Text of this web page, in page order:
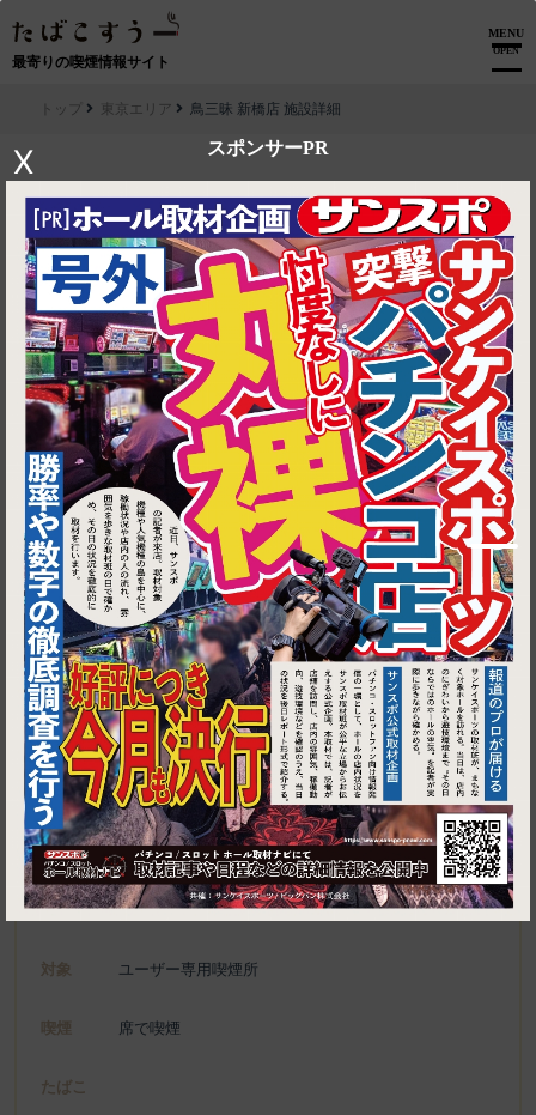
最寄りの喫煙情報サイト
MENU
OPEN
スポンサーPR
X
1
トップ 東京エリア 鳥三昧 新橋店 施設詳細
▶ ルートを見る
東京エリア│鳥三昧 新橋店
東京都港区新橋3-23-1 Box'R shinbashiビル 1F
施設名 鳥三昧 新橋店
電話 050-5890-5324
種別 ユーザー専用喫煙所、喫煙可能施設
対象 ユーザー専用喫煙所
喫煙 席で喫煙
たばこ